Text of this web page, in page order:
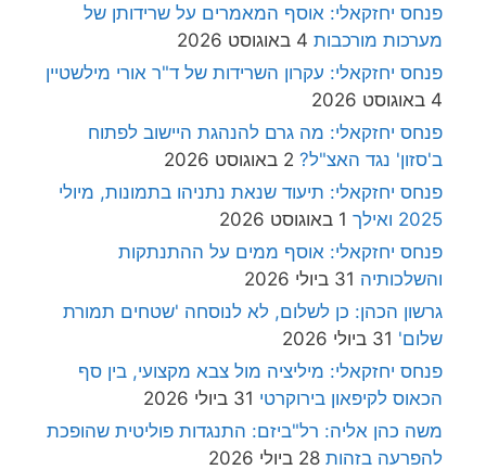
פנחס יחזקאלי: אוסף המאמרים על שרידותן של
מערכות מורכבות 4 באוגוסט 2026
פנחס יחזקאלי: עקרון השרידות של ד"ר אורי מילשטיין
4 באוגוסט 2026
פנחס יחזקאלי: מה גרם להנהגת היישוב לפתוח
ב'סזון' נגד האצ"ל? 2 באוגוסט 2026
פנחס יחזקאלי: תיעוד שנאת נתניהו בתמונות, מיולי
2025 ואילך
1 באוגוסט 2026
פנחס יחזקאלי: אוסף ממים על ההתנתקות
והשלכותיה 31 ביולי 2026
גרשון הכהן: כן לשלום, לא לנוסחה 'שטחים תמורת
שלום' 31 ביולי 2026
פנחס יחזקאלי: מיליציה מול צבא מקצועי, בין סף
הכאוס לקיפאון בירוקרטי 31 ביולי 2026
משה כהן אליה: רל"ביזם: התנגדות פוליטית שהופכת
להפרעה בזהות 28 ביולי 2026